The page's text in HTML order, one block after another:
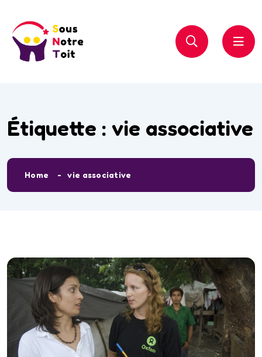
Étiquette : vie associative
Home vie associative